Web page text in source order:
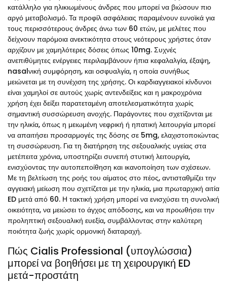
κατάλληλο για ηλικιωμένους άνδρες που μπορεί να βιώσουν πιο
αργό μεταβολισμό. Τα προφίλ ασφάλειας παραμένουν ευνοϊκά για
τους περισσότερους άνδρες άνω των 60 ετών, με μελέτες που
δείχνουν παρόμοια ανεκτικότητα στους νεότερους χρήστες όταν
αρχίζουν με χαμηλότερες δόσεις όπως 10mg. Συχνές
ανεπιθύμητες ενέργειες περιλαμβάνουν ήπια κεφαλαλγία, έξαψη,
nasalνική συμφόρηση, και οσφυαλγία, η οποία συνήθως
μειώνεται με τη συνέχιση της χρήσης. Οι καρδιαγγειακοί κίνδυνοι
είναι χαμηλοί σε αυτούς χωρίς αντενδείξεις και η μακροχρόνια
χρήση έχει δείξει παρατεταμένη αποτελεσματικότητα χωρίς
σημαντική συσσώρευση ανοχής. Παράγοντες που σχετίζονται με
την ηλικία, όπως η μειωμένη νεφρική ή ηπατική λειτουργία μπορεί
να απαιτήσει προσαρμογές της δόσης σε 5mg, ελαχιστοποιώντας
τη συσσώρευση. Για τη διατήρηση της σεξουαλικής υγείας στα
μετέπειτα χρόνια, υποστηρίζει συνεπή στυτική λειτουργία,
ενισχύοντας την αυτοπεποίθηση και ικανοποίηση των σχέσεων.
Με τη βελτίωση της ροής του αίματος στο πέος, αντισταθμίζει την
αγγειακή μείωση που σχετίζεται με την ηλικία, μια πρωταρχική αιτία
ED μετά από 60. Η τακτική χρήση μπορεί να ενισχύσει τη συνολική
οικειότητα, να μειώσει το άγχος απόδοσης, και να προωθήσει την
προληπτική σεξουαλική ευεξία, συμβάλλοντας στην καλύτερη
ποιότητα ζωής χωρίς ορμονική διαταραχή.
Πώς Cialis Professional (υπογλώσσια)
μπορεί να βοηθήσει με τη χειρουργική ED
μετά-προστάτη